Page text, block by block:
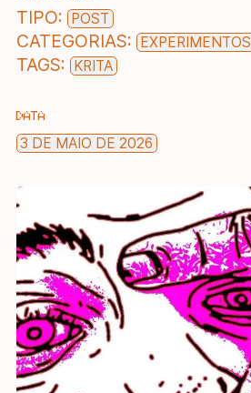
TIPO: POST
CATEGORIAS: EXPERIMENTOS
TAGS: KRITA
DATA
3 DE MAIO DE 2026